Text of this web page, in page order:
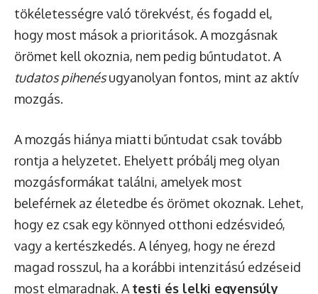
tökéletességre való törekvést, és fogadd el,
hogy most mások a prioritások. A mozgásnak
örömet kell okoznia, nem pedig bűntudatot. A
tudatos pihenésugyanolyan fontos, mint az aktív
mozgás.
A mozgás hiánya miatti bűntudat csak tovább
rontja a helyzetet. Ehelyett próbálj meg olyan
mozgásformákat találni, amelyek most
beleférnek az életedbe és örömet okoznak. Lehet,
hogy ez csak egy könnyed otthoni edzésvideó,
vagy a kertészkedés. A lényeg, hogy ne érezd
magad rosszul, ha a korábbi intenzitású edzéseid
most elmaradnak. A testi és lelki egyensúly